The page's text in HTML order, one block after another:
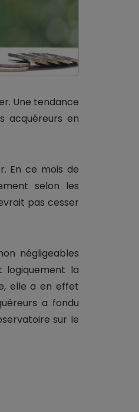
Une tendance
acquéreurs en
En ce mois de
selon les
pas cesser
négligeables
logiquement la
elle a en effet
a fondu
sur le